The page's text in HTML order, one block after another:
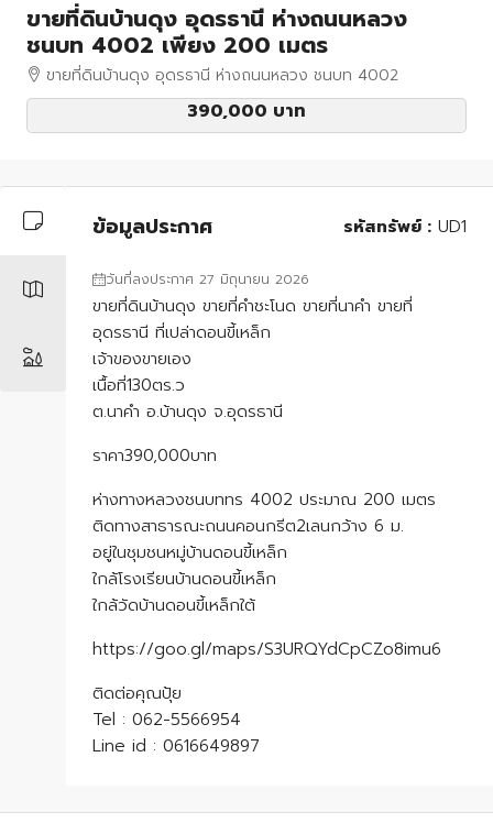
ขายที่ดินบ้านดุง อุดรธานี ห่างถนนหลวง
ชนบท 4002 เพียง 200 เมตร
ขายที่ดินบ้านดุง อุดรธานี ห่างถนนหลวง ชนบท 4002
390,000 บาท
ข้อมูลประกาศ รหัสทรัพย์ : UD1
วันที่ลงประกาศ 27 มิถุนายน 2026
ขายที่ดินบ้านดุง ขายที่คําชะโนด ขายที่นาคำ ขายที่
อุดรธานี ที่เปล่าดอนขี้เหล็ก
เจ้าของขายเอง
เนื้อที่130ตร.ว
ต.นาคำ อ.บ้านดุง จ.อุดรธานี
ราคา390,000บาท
ห่างทางหลวงชนบททร 4002 ประมาณ 200 เมตร
ติดทางสาธารณะถนนคอนกรีต2เลนกว้าง 6 ม.
อยู่ในชุมชนหมู่บ้านดอนขี้เหล็ก
ใกล้โรงเรียนบ้านดอนขี้เหล็ก
ใกล้วัดบ้านดอนขี้เหล็กใต้
https://goo.gl/maps/S3URQYdCpCZo8imu6
ติดต่อคุณปุ้ย
Tel : 062-5566954
Line id : 0616649897